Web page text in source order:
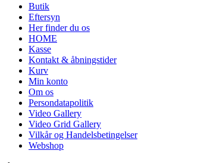
Butik
Eftersyn
Her finder du os
HOME
Kasse
Kontakt & åbningstider
Kurv
Min konto
Om os
Persondatapolitik
Video Gallery
Video Grid Gallery
Vilkår og Handelsbetingelser
Webshop